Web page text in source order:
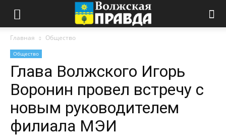
Главная Общество
Общество
Глава Волжского Игорь
Воронин провел встречу с
новым руководителем
филиала МЭИ